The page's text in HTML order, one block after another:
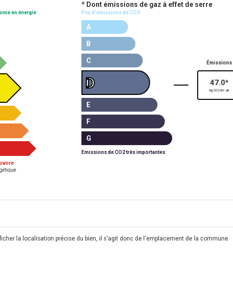
en énergie
* Dont émissions de gaz à effet de serre
Peu d'émissions de CO2
A
B
C
47.0*
kg CO2/m².an
Émissions
D
E
F
G
Emissions de CO2 très importantes
la localisation précise du bien, il s'agit donc de l'emplacement de la commune